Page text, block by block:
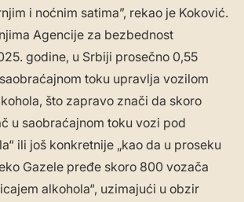
i noćnim satima”, rekao je Koković.
Agencije za bezbednost
godine, u Srbiji prosečno 0,55
toku upravlja vozilom
što zapravo znači da skoro
u saobraćajnom toku vozi pod
ili još konkretnije „kao da u proseku
Gazele pređe skoro 800 vozača
alkohola“, uzimajući u obzir